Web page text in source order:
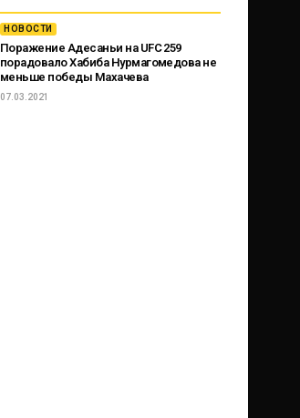
НОВОСТИ
Поражение Адесаньи на UFC 259
порадовало Хабиба Нурмагомедова не
меньше победы Махачева
07.03.2021